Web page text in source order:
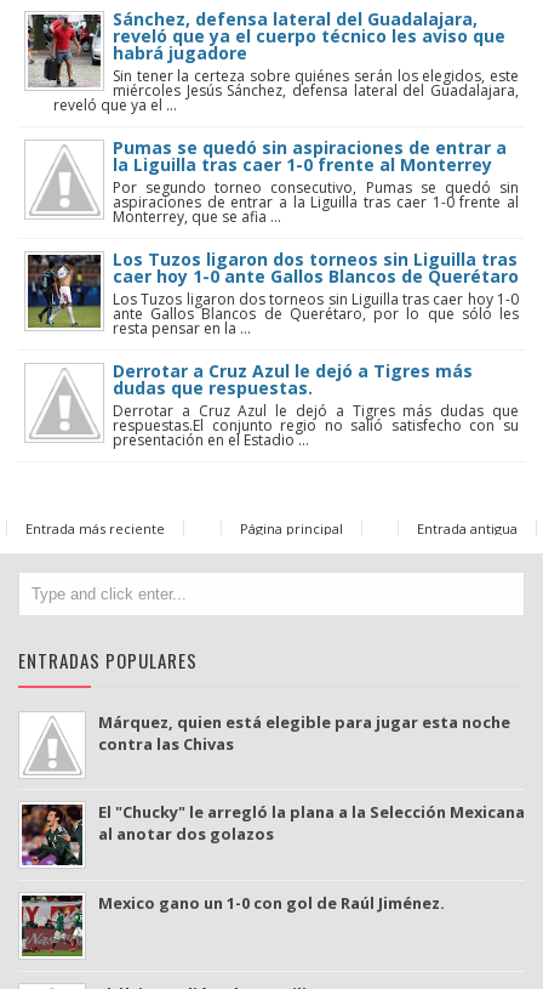
Sánchez, defensa lateral del Guadalajara,
reveló que ya el cuerpo técnico les aviso que
habrá jugadore
Sin tener la certeza sobre quiénes serán los elegidos, este
miércoles Jesús Sánchez, defensa lateral del Guadalajara,
reveló que ya el ...
Pumas se quedó sin aspiraciones de entrar a
la Liguilla tras caer 1-0 frente al Monterrey
Por segundo torneo consecutivo, Pumas se quedó sin
aspiraciones de entrar a la Liguilla tras caer 1-0 frente al
Monterrey, que se afia ...
Los Tuzos ligaron dos torneos sin Liguilla tras
caer hoy 1-0 ante Gallos Blancos de Querétaro
Los Tuzos ligaron dos torneos sin Liguilla tras caer hoy 1-0
ante Gallos Blancos de Querétaro, por lo que sólo les
resta pensar en la ...
Derrotar a Cruz Azul le dejó a Tigres más
dudas que respuestas.
Derrotar a Cruz Azul le dejó a Tigres más dudas que
respuestas.El conjunto regio no salió satisfecho con su
presentación en el Estadio ...
Entrada más reciente Entrada antigua
Página principal
ENTRADAS POPULARES
Márquez, quien está elegible para jugar esta noche
contra las Chivas
El "Chucky" le arregló la plana a la Selección Mexicana
al anotar dos golazos
Mexico gano un 1-0 con gol de Raúl Jiménez.